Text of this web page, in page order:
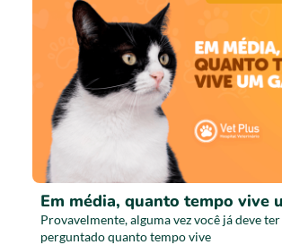
Em média, quanto tempo vive
Provavelmente, alguma vez você já deve ter
perguntado quanto tempo vive